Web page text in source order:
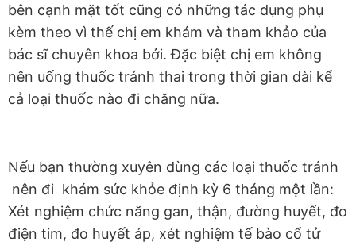
bên cạnh mặt tốt cũng có những tác dụng phụ
kèm theo vì thế chị em khám và tham khảo của
bác sĩ chuyên khoa bởi. Đặc biệt chị em không
nên uống thuốc tránh thai trong thời gian dài kể
cả loại thuốc nào đi chăng nữa.
Nếu bạn thường xuyên dùng các loại thuốc tránh
nên đi khám sức khỏe định kỳ 6 tháng một lần:
Xét nghiệm chức năng gan, thận, đường huyết, đo
điện tim, đo huyết áp, xét nghiệm tế bào cổ tử